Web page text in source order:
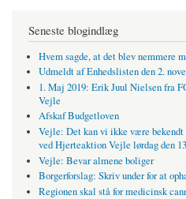
Seneste blogindlæg
Hvem sagde, at det blev nemmere
Udmeldt af Enhedslisten den 2.
1. Maj 2019: Erik Juul Nielsen fra
Vejle
Afskaf Budgetloven
Vejle: Det kan vi ikke være
ved Hjerteaktion Vejle lørdag den
Vejle: Bevar almene boliger
Borgerforslag: Skriv under for at
Regionen skal stå for medicinsk